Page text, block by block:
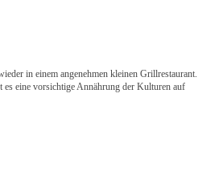
in einem angenehmen kleinen Grillrestaurant.
eine vorsichtige Annährung der Kulturen auf